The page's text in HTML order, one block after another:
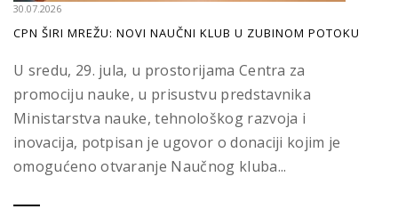
30.07.2026
CPN ŠIRI MREŽU: NOVI NAUČNI KLUB U ZUBINOM POTOKU
U sredu, 29. jula, u prostorijama Centra za
promociju nauke, u prisustvu predstavnika
Ministarstva nauke, tehnološkog razvoja i
inovacija, potpisan je ugovor o donaciji kojim je
omogućeno otvaranje Naučnog kluba...